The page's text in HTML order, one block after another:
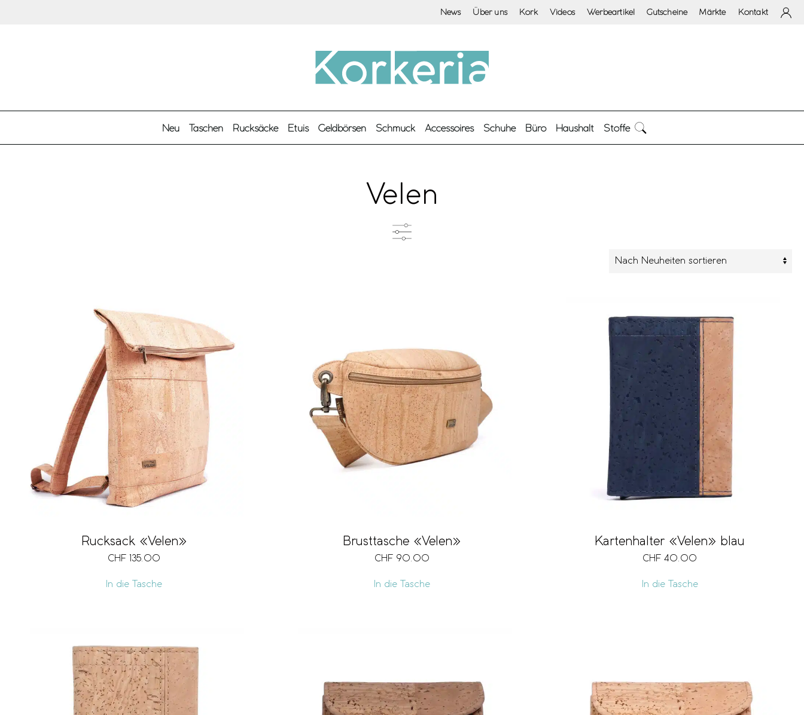
News Über uns Kork Videos Werbeartikel Gutscheine Märkte Kontakt
Neu Taschen Rucksäcke Etuis Geldbörsen Schmuck Accessoires Schuhe Büro Haushalt Stoffe
Velen
Notenfach Münzfach
Volumen
Rucksack «Velen»
CHF 135.00
In die Tasche
Brusttasche «Velen»
CHF 90.00
In die Tasche
Kartenhalter «Velen» blau
CHF 40.00
In die Tasche